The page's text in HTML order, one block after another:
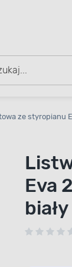
ze styropianu
Eva